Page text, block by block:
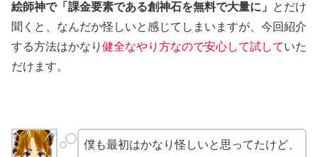
絵師神で「課金要素である創神石を無料で大量に」
とだけ
聞くと、なんだか怪しいと感じてしまいますが、今回紹介
する方法はかなり 健全なやり方なので安心して試していた
だけます。
僕も最初はかなり怪しいと思ってたけど、